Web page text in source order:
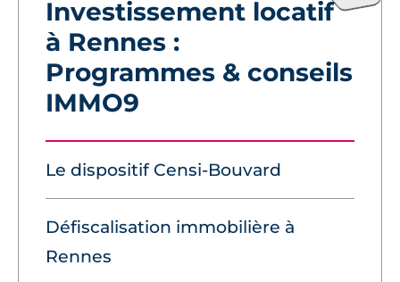
Investissement locatif
à Rennes :
Programmes & conseils
IMMO9
Le dispositif Censi-Bouvard
Défiscalisation immobilière à
Rennes